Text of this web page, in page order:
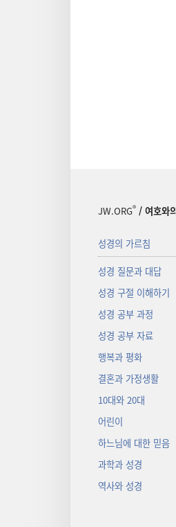
JW.ORG® / 여호와
성경의 가르침
성경 질문과 대답
성경 구절 이해하기
성경 공부 과정
성경 공부 자료
행복과 평화
결혼과 가정생활
10대와 20대
어린이
하느님에 대한 믿음
과학과 성경
역사와 성경